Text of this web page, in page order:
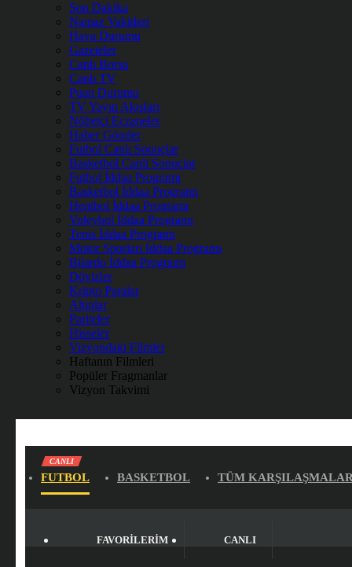
Son Dakika
Namaz Vakitleri
Hava Durumu
Gazeteler
Canlı Borsa
Canlı TV
Puan Durumu
TV Yayın Akışları
Nöbetçi Eczaneler
Haber Gönder
Futbol Canlı Sonuçlar
Basketbol Canlı Sonuçlar
Futbol İddaa Programı
Basketbol İddaa Programı
Hentbol İddaa Programı
Voleybol İddaa Programı
Tenis İddaa Programı
Motor Sporları İddaa Programı
Bilardo İddaa Programı
Dövizler
Kripto Paralar
Altınlar
Pariteler
Hisseler
Vizyondaki Filmler
Haftanın Filmleri
Popüler Fragmanlar
Vizyon Takvimi
CANLI
FUTBOL BASKETBOL TÜM
FAVORILERIM CANLI